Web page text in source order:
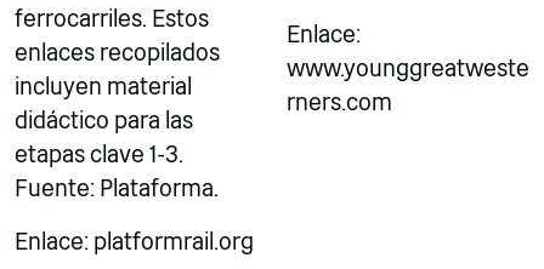
ferrocarriles. Estos
enlaces recopilados
incluyen material
didáctico para las
etapas clave 1-3.
Fuente: Plataforma.
Enlace: platformrail.org
Enlace:
www.younggreatweste
rners.com